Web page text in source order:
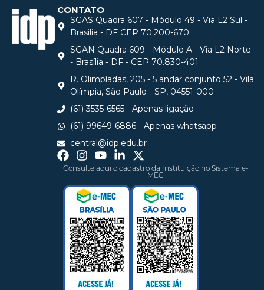
CONTATO
SGAS Quadra 607 - Módulo 49 - Via L2 Sul -
Brasilia - DF CEP 70.200-670
SGAN Quadra 609 - Módulo A - Via L2 Norte
- Brasília - DF - CEP 70.830-401
R. Olimpíadas, 205 - 5 andar conjunto 52 - Vila
Olímpia, São Paulo - SP, 04551-000
(61) 3535-6565 - Apenas ligação
(61) 99649-6886 - Apenas whatsapp
central@idp.edu.br
Consulte aqui o cadastro da Instituição no Sistema e-
MEC